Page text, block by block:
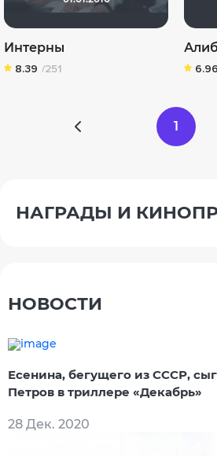
Интерны
8.39 /251 6.96
1
НАГРАДЫ И
НОВОСТИ
Есенина, бегущего из СССР,
Петров в триллере «Декабрь»
28 Дек. 2020